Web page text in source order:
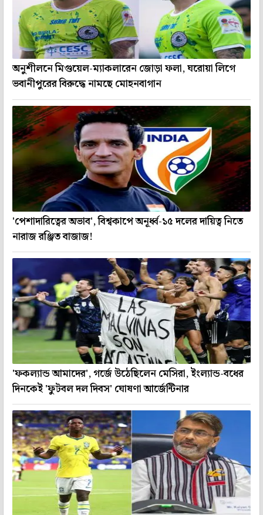
অনুশীলনে মিগুয়েল-ম্যাকলারেন জোড়া ফলা, ঘরোয়া লিগে
ভবানীপুরের বিরুদ্ধে নামছে মোহনবাগান
'পেশাদারিত্বের অভাব', বিশ্বকাপে অনূর্ধ্ব-১৫ দলের দায়িত্ব নিতে
নারাজ রঞ্জিত বাজাজ!
'ফকল্যান্ড আমাদের', গর্জে উঠেছিলেন মেসিরা, ইংল্যান্ড-বধের
দিনকেই 'ফুটবল দল দিবস' ঘোষণা আর্জেন্টিনার